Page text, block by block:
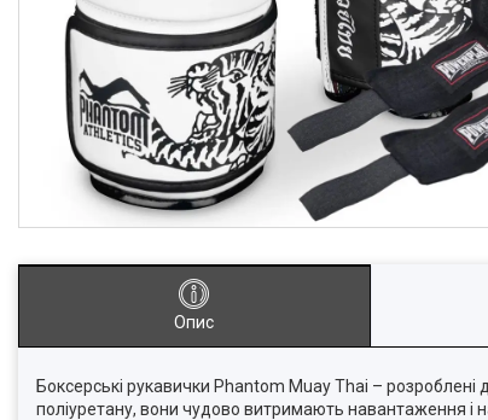
Опис
Боксерські рукавички Phantom Muay Thai – розроблені
поліуретану, вони чудово витримають навантаження і